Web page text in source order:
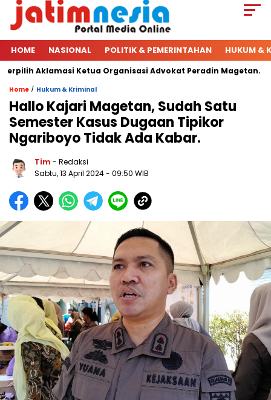
HOME NASIONAL POLITIK & PEMERINTAHAN HUKUM &
Aklamasi Ketua Organisasi Advokat Peradin Magetan.
Home / Hukum & Kriminal
Hallo Kajari Magetan, Sudah Satu
Semester Kasus Dugaan Tipikor
Ngariboyo Tidak Ada Kabar.
Tim - Redaksi
Sabtu, 13 April 2024- 09:50 WIB